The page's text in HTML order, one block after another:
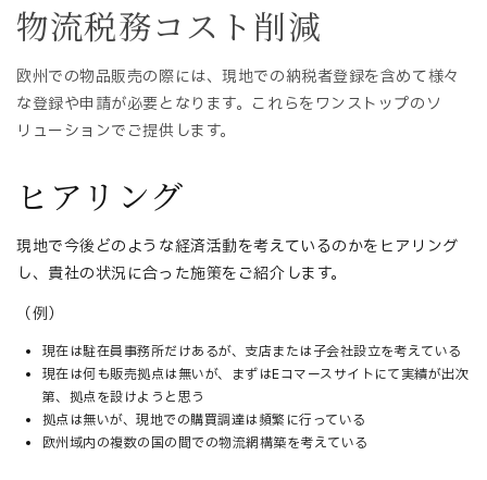
物流税務コスト削減
欧州での物品販売の際には、現地での納税者登録を含めて様々
な登録や申請が必要となります。これらをワンストップのソ
リューションでご提供します。
ヒアリング
現地で今後どのような経済活動を考えているのかをヒアリング
し、貴社の状況に合った施策をご紹介します。
（例）
現在は駐在員事務所だけあるが、支店または子会社設立を考えている
現在は何も販売拠点は無いが、まずはEコマースサイトにて実績が出次
第、拠点を設けようと思う
拠点は無いが、現地での購買調達は頻繁に行っている
欧州域内の複数の国の間での物流網構築を考えている